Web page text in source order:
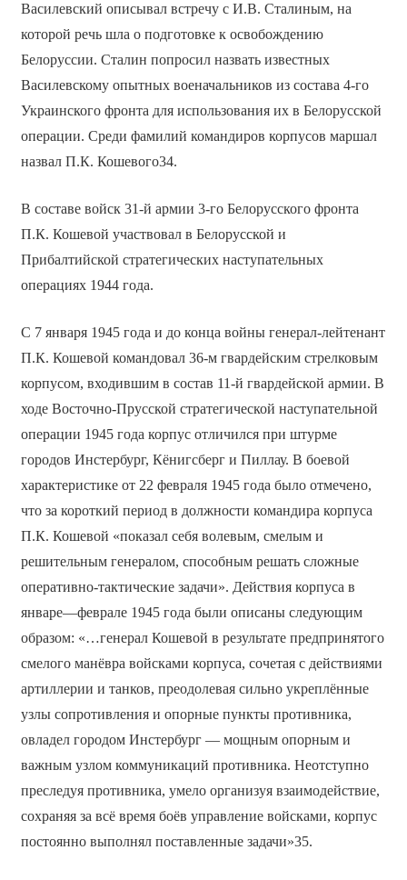
Василевский описывал встречу с И.В. Сталиным, на
которой речь шла о подготовке к освобождению
Белоруссии. Сталин попросил назвать известных
Василевскому опытных военачальников из состава 4-го
Украинского фронта для использования их в Белорусской
операции. Среди фамилий командиров корпусов маршал
назвал П.К. Кошевого34.
В составе войск 31-й армии 3-го Белорусского фронта
П.К. Кошевой участвовал в Белорусской и
Прибалтийской стратегических наступательных
операциях 1944 года.
С 7 января 1945 года и до конца войны генерал-лейтенант
П.К. Кошевой командовал 36-м гвардейским стрелковым
корпусом, входившим в состав 11-й гвардейской армии. В
ходе Восточно-Прусской стратегической наступательной
операции 1945 года корпус отличился при штурме
городов Инстербург, Кёнигсберг и Пиллау. В боевой
характеристике от 22 февраля 1945 года было отмечено,
что за короткий период в должности командира корпуса
П.К. Кошевой «показал себя волевым, смелым и
решительным генералом, способным решать сложные
оперативно-тактические задачи». Действия корпуса в
январе—феврале 1945 года были описаны следующим
образом: «…генерал Кошевой в результате предпринятого
смелого манёвра войсками корпуса, сочетая с действиями
артиллерии и танков, преодолевая сильно укреплённые
узлы сопротивления и опорные пункты противника,
овладел городом Инстербург — мощным опорным и
важным узлом коммуникаций противника. Неотступно
преследуя противника, умело организуя взаимодействие,
сохраняя за всё время боёв управление войсками, корпус
постоянно выполнял поставленные задачи»35.